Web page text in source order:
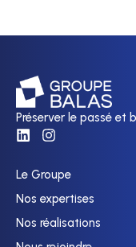
Préserver le passé et
Le Groupe
Nos expertises
Nos réalisations